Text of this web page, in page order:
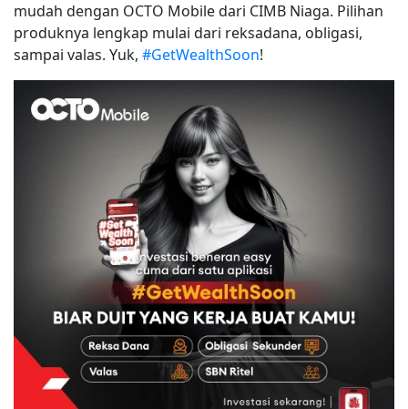
mudah dengan OCTO Mobile dari CIMB Niaga. Pilihan
produknya lengkap mulai dari reksadana, obligasi,
sampai valas. Yuk, #GetWealthSoon!